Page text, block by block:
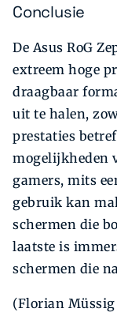
Conclusie
De Asus RoG
extreem hoge
draagbaar
uit te ­halen,
prestaties
mogelijkheden
gamers, mits
gebruik kan
schermen die
laatste is
schermen die
(Florian Müssig